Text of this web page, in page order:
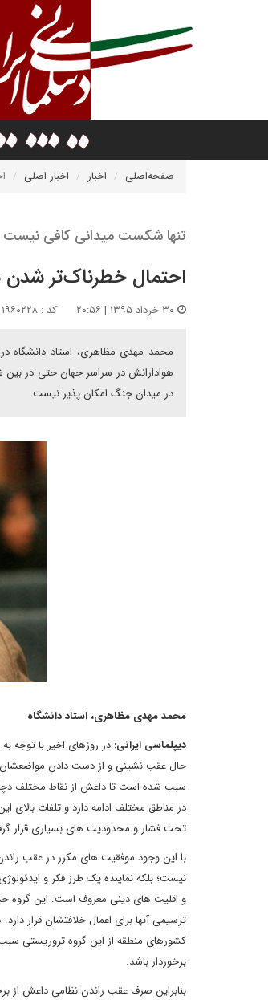
صفحه‌اصلی اخبار اخبار اصلی
تنها شکست میدانی کافی نیست
احتمال خطرناک‌تر
کد : ۱۹۶۰۲۲۸
محمد مهدی مظاهری، استاد دانشگاه
هوادارانش در سراسر جهان حتی در بین
در میدان جنگ امکان پذیر نیست.
محمد مهدی مظاهری، استاد دانشگاه
دیپلماسی ایرانی: در روزهای اخیر با
حال عقب نشینی و از دست دادن مواضعشان
سبب شده است تا داعش از نقاط مختلف
در مناطق مختلف ادامه دارد و تلفات بالای
تحت فشار و محدودیت های بسیاری قرار
با این وجود موفقیت های مکرر در عقب
نیست؛ بلکه نماینده یک طرز فکر و
ترسیمی آنها برای اعمال خلافتشان قرار دارد.
کشورهای منطقه از این گروه تروریستی
برخوردار باشد.
بنابراین صرف عقب راندن نظامی داعش از